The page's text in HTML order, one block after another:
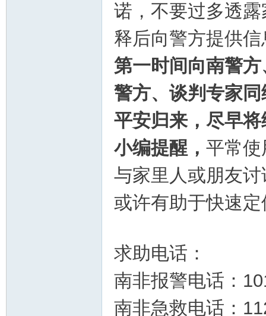
诺，不要过多透
释后向警方提供
第一时间向南警
警方、谈判专家
平安归来，尽早
小编提醒， 平常
与家里人或朋友
或许有助于快速
求助电话：
南非报警电话：
南非急救电话：